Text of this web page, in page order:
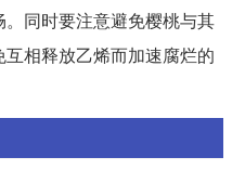
同时要注意避免樱桃与其
相释放乙烯而加速腐烂的